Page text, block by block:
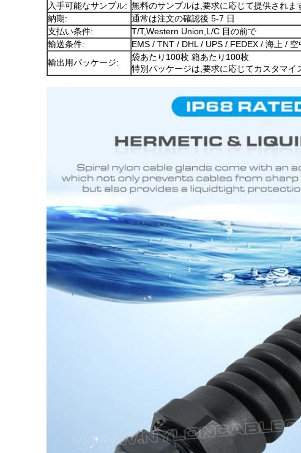
入手可能なサンプル: 無料のサンプルは,要求に応じて提供されま
納期:
通常は注文の確認後 5-7 日
支払い条件:
T/T,Western Union,L/C 目の前で
輸送条件:
EMS / TNT / DHL / UPS / FEDEX / 海上 /
輸出用パッケージ:
袋あたり100枚 箱あたり100枚
特別パッケージは,要求に応じてカスタマイ